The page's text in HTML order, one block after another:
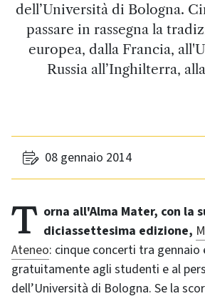
dell’Università di Bologna.
passare in rassegna la
europea, dalla Francia,
Russia all’Inghilterra,
08 gennaio 2014
Torna all'Alma Mater, con la sua diciassettesima edizione,
Ateneo: cinque concerti tra
gratuitamente agli studenti e al
dell’Università di Bologna. Se la